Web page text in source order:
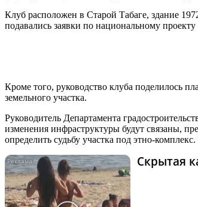
Клуб расположен в Старой Табаге, здание
подавались заявки по национальному
Кроме того, руководство клуба поделилось
земельного участка.
Руководитель Департамента
изменения инфраструктуры будут связаны,
определить судьбу участка под этно-
Скрытая